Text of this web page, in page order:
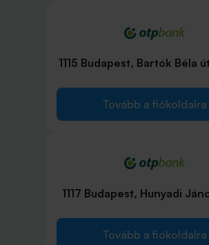
1115 Budapest, Bartók Béla
Tovább a fiókoldalra
1117 Budapest, Hunyadi
Tovább a fiókoldalra